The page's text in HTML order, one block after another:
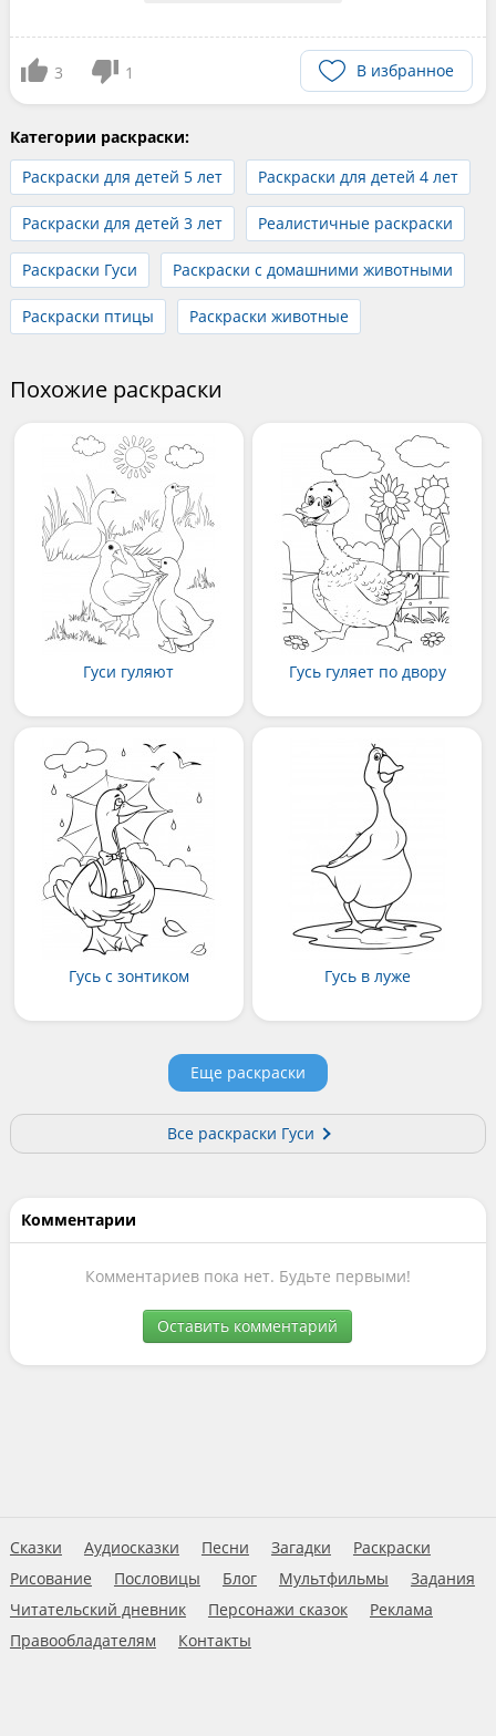
3 1 В избранное
Категории раскраски:
Раскраски для детей 5 лет
Раскраски для детей 4 лет
Раскраски для детей 3 лет Реалистичные раскраски
Раскраски Гуси Раскраски с домашними животными
Раскраски птицы Раскраски животные
Похожие раскраски
Гуси гуляют Гусь гуляет по двору
Гусь с зонтиком Гусь в луже
Еще раскраски
Все раскраски Гуси
Комментарии
Комментариев пока нет. Будьте первыми!
Оставить комментарий
Сказки Аудиосказки Песни Загадки
Раскраски
Рисование
Пословицы Блог Мультфильмы
Задания
Читательский дневник
Персонажи сказок
Реклама
Правообладателям
Контакты